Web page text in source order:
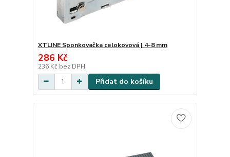
XTLINE Sponkovačka celokovová | 4-8 mm
286 Kč
236 Kč bez DPH
Přidat do košíku